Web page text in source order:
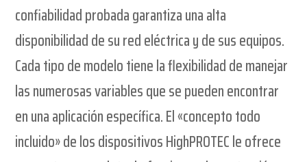
confiabilidad probada garantiza una alta
disponibilidad de su red eléctrica y de sus equipos.
Cada tipo de modelo tiene la flexibilidad de manejar
las numerosas variables que se pueden encontrar
en una aplicación específica. El «concepto todo
incluido» de los dispositivos HighPROTEC le ofrece